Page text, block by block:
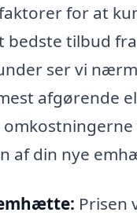
for at
bedste tilbud
ser vi
afgørende
af din nye
Prisen